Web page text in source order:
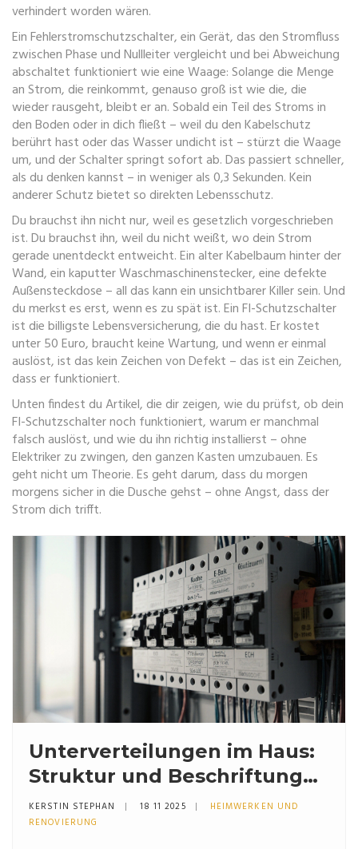
verhindert worden wären.
EinFehlerstromschutzschalter,ein Gerät, das den Stromfluss
zwischen Phase und Nullleiter vergleicht und bei Abweichung
abschaltet funktioniert wie eine Waage: Solange die Menge
an Strom, die reinkommt, genauso groß ist wie die, die
wieder rausgeht, bleibt er an. Sobald ein Teil des Stroms in
den Boden oder in dich fließt – weil du den Kabelschutz
berührt hast oder das Wasser undicht ist – stürzt die Waage
um, und der Schalter springt sofort ab. Das passiert schneller,
als du denken kannst – in weniger als 0,3 Sekunden. Kein
anderer Schutz bietet so direkten Lebensschutz.
Du brauchst ihn nicht nur, weil es gesetzlich vorgeschrieben
ist. Du brauchst ihn, weil du nicht weißt, wo dein Strom
gerade unentdeckt entweicht. Ein alter Kabelbaum hinter der
Wand, ein kaputter Waschmaschinenstecker, eine defekte
Außensteckdose – all das kann ein unsichtbarer Killer sein. Und
du merkst es erst, wenn es zu spät ist. Ein FI-Schutzschalter
ist die billigste Lebensversicherung, die du hast. Er kostet
unter 50 Euro, braucht keine Wartung, und wenn er einmal
auslöst, ist das kein Zeichen von Defekt – das ist ein Zeichen,
dass er funktioniert.
Unten findest du Artikel, die dir zeigen, wie du prüfst, ob dein
FI-Schutzschalter noch funktioniert, warum er manchmal
falsch auslöst, und wie du ihn richtig installierst – ohne
Elektriker zu zwingen, den ganzen Kasten umzubauen. Es
geht nicht um Theorie. Es geht darum, dass du morgen
morgens sicher in die Dusche gehst – ohne Angst, dass der
Strom dich trifft.
Unterverteilungen im Haus:
Struktur und Beschriftung
nach DIN-Normen
KERSTIN STEPHAN 18 11 2025
HEIMWERKEN UND
RENOVIERUNG